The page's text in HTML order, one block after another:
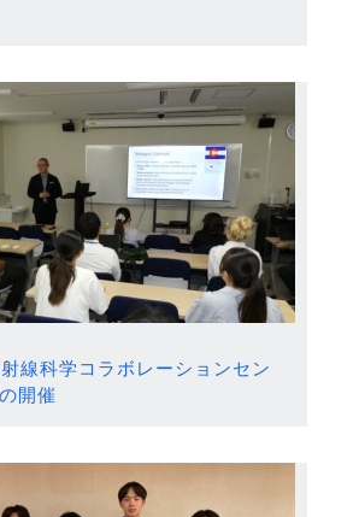
線科学コラボレーションセン
開催